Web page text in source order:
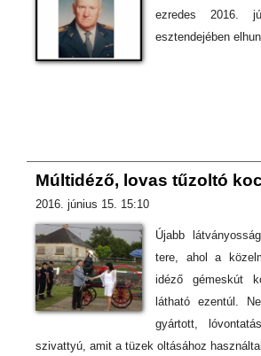
ezredes 2016.
esztendejében
Múltidéző, lovas tűzoltó
2016. június 15. 15:10
Újabb
tere, ahol a
idéző gémeskút
látható ezentúl.
gyártott,
szivattyú, amit a tüzek oltásához